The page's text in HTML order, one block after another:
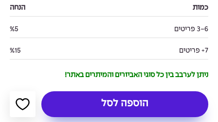
כמות הנחה
3-6 פריטים %5
7+ פריטים %15
ניתן לערבב בין כל סוגי האביזרים והמיתרים באתר!
הוספה לסל